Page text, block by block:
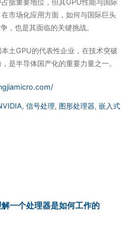
据重要地位，但其GPU性能与国际
市场化应用方面，如何与国际巨头
，也是其面临的关键挑战。
本土GPU的代表性企业，在技术突破
是半导体国产化的重要力量之一。
, 信号处理, 图形处理器, 嵌入式
一个处理器是如何工作的